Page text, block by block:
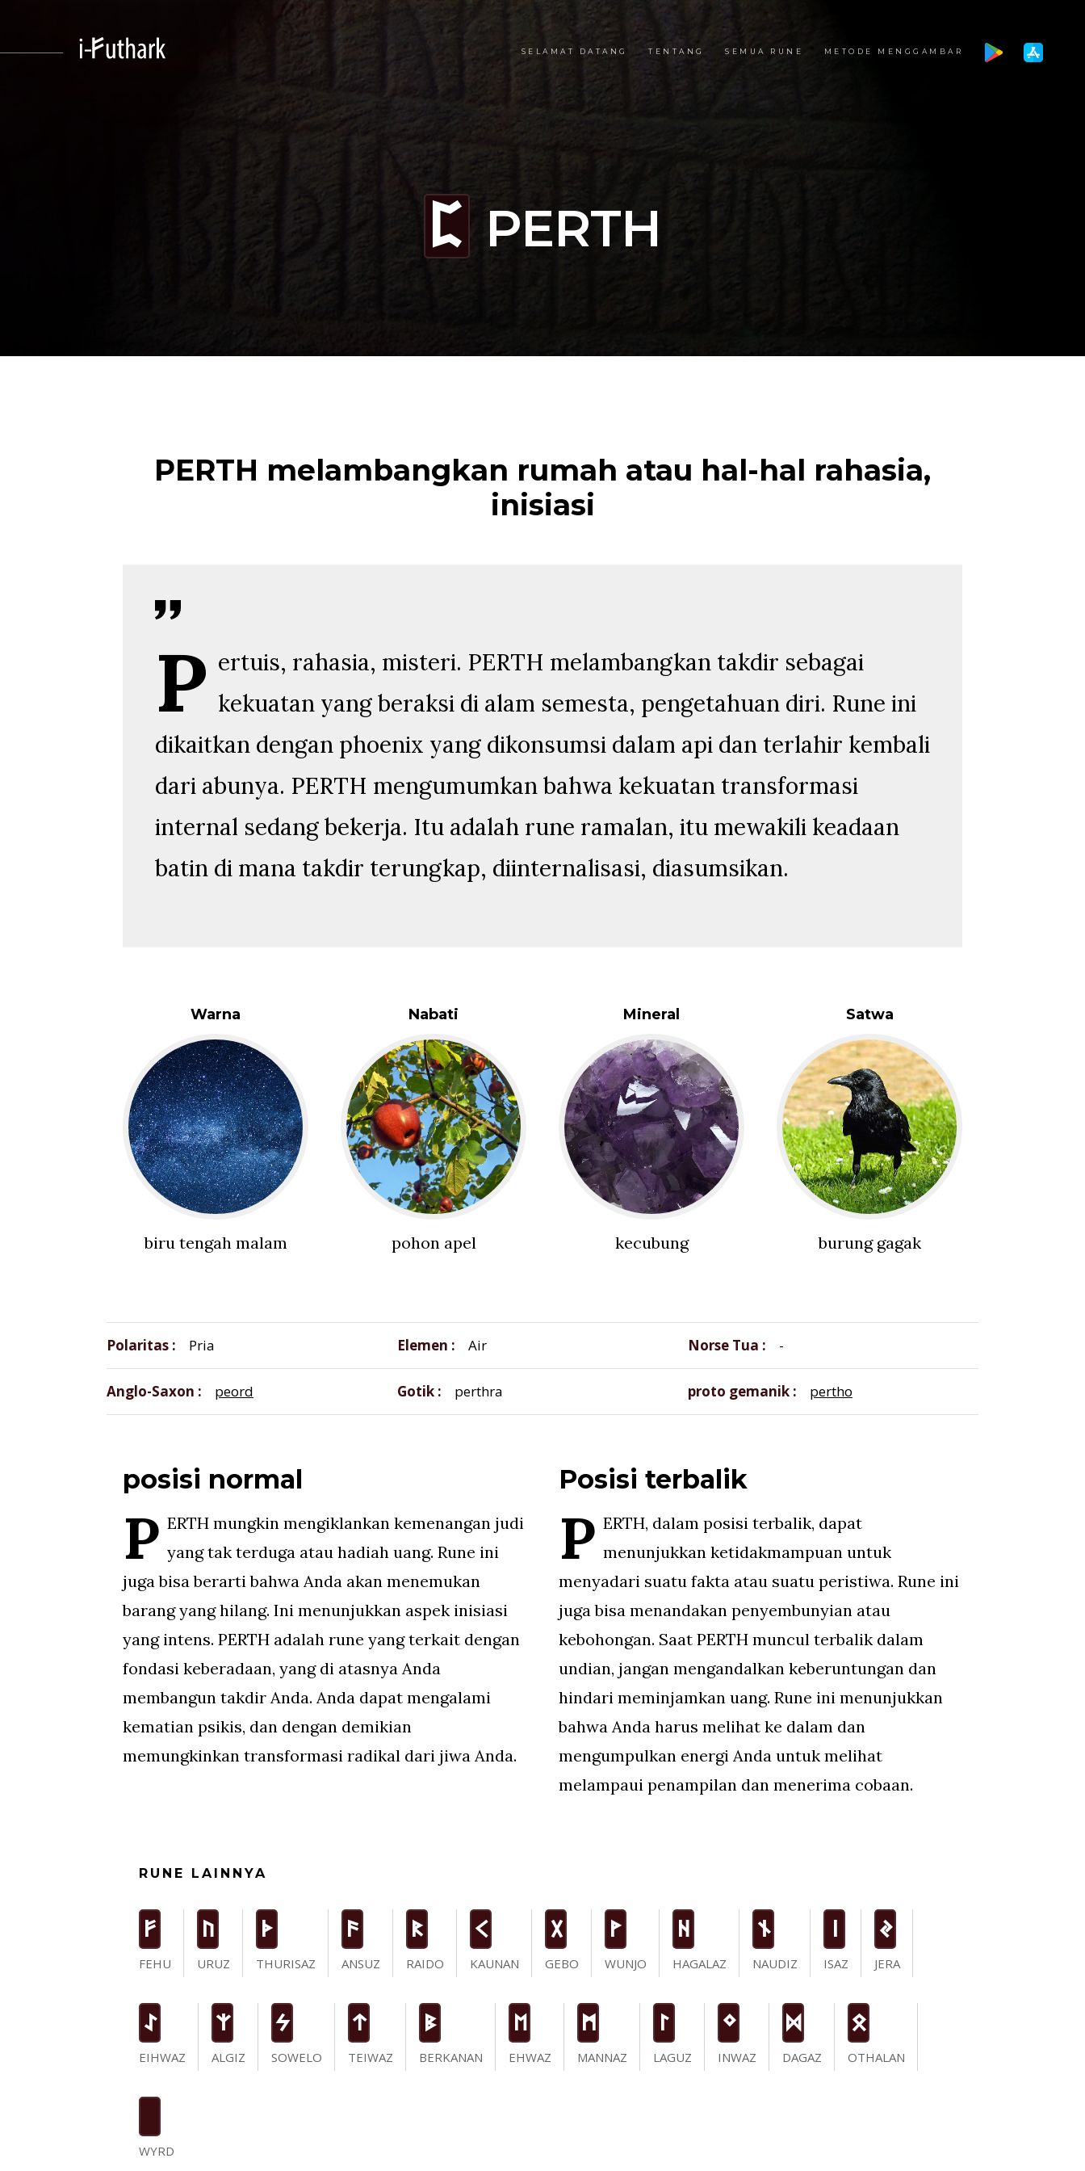
SELAMAT DATANG TENTANG SEMUA RUNE METODE MENGGAMBAR
P PERTH
PERTH melambangkan rumah atau hal-hal rahasia,
inisiasi
P ertuis, rahasia, misteri. PERTH melambangkan takdir sebagai
kekuatan yang beraksi di alam semesta, pengetahuan diri. Rune ini
dikaitkan dengan phoenix yang dikonsumsi dalam api dan terlahir kembali
dari abunya. PERTH mengumumkan bahwa kekuatan transformasi
internal sedang bekerja. Itu adalah rune ramalan, itu mewakili keadaan
batin di mana takdir terungkap, diinternalisasi, diasumsikan.
Warna
biru tengah malam
Nabati
pohon apel
Mineral
kecubung
Satwa
burung gagak
Polaritas Pria Elemen Air Norse Tua -
Anglo-Saxon peord Gotik perthra proto gemanik pertho
posisi normal
P ERTH mungkin mengiklankan kemenangan judi
yang tak terduga atau hadiah uang. Rune ini
juga bisa berarti bahwa Anda akan menemukan
barang yang hilang. Ini menunjukkan aspek inisiasi
yang intens. PERTH adalah rune yang terkait dengan
fondasi keberadaan, yang di atasnya Anda
membangun takdir Anda. Anda dapat mengalami
kematian psikis, dan dengan demikian
memungkinkan transformasi radikal dari jiwa Anda.
Posisi terbalik
P ERTH, dalam posisi terbalik, dapat
menunjukkan ketidakmampuan untuk
menyadari suatu fakta atau suatu peristiwa. Rune ini
juga bisa menandakan penyembunyian atau
kebohongan. Saat PERTH muncul terbalik dalam
undian, jangan mengandalkan keberuntungan dan
hindari meminjamkan uang. Rune ini menunjukkan
bahwa Anda harus melihat ke dalam dan
mengumpulkan energi Anda untuk melihat
melampaui penampilan dan menerima cobaan.
RUNE LAINNYA
F
FEHU
U
URUZ
T
THURISAZ
a
ANSUZ
R
RAIDO
K
KAUNAN
G
GEBO
W
WUNJO
H
HAGALAZ
n
NAUDIZ ISAZ
J
JERA
I
EIHWAZ
Z
ALGIZ
S
SOWELO
t
TEIWAZ
B
BERKANAN
E
EHWAZ
M
MANNAZ
L
LAGUZ
N
INWAZ
D
DAGAZ
O
OTHALAN
WYRD